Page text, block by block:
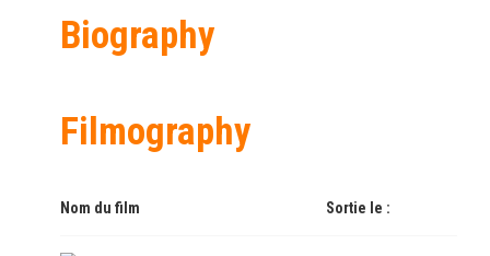
Biography
Filmography
Nom du film Sortie le :